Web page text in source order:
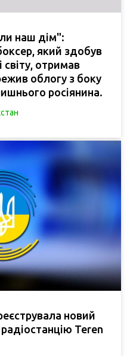
наш дім":
який здобув
світу, отримав
облогу з боку
росіянина.
новий
Teren